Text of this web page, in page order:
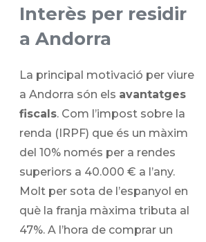
Interès per residir
a Andorra
La principal motivació per viure
a Andorra són els avantatges
fiscals. Com l’impost sobre la
renda (IRPF) que és un màxim
del 10% només per a rendes
superiors a 40.000 € a l’any.
Molt per sota de l’espanyol en
què la franja màxima tributa al
47%. A l’hora de comprar un